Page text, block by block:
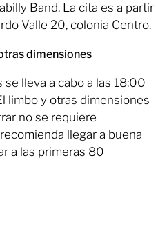
Band. La cita es a partir
Valle 20, colonia Centro.
dimensiones
lleva a cabo a las 18:00
limbo y otras dimensiones
no se requiere
llegar a buena
a las primeras 80